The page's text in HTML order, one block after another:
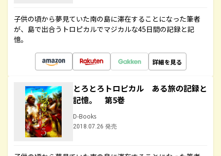
子供の頃から夢見ていた南の島に滞在することになった筆者
が、島で出合うトロピカルでマジカルな45日間の記録と記
憶。
詳細を見る
とろとろトロピカル ある旅の記録と
記憶。 第5巻
D-Books
2018.07.26 発売